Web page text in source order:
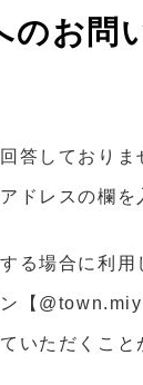
のお問
答しておりま
ドレスの欄
る場合に利用
【
いただくこと